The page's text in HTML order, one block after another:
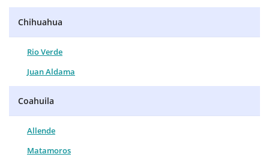
Chihuahua
Rio Verde
Juan Aldama
Coahuila
Allende
Matamoros